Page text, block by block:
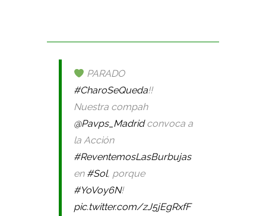
PARADO
#CharoSeQueda!!
Nuestra compah
@Pavps_Madridconvoca a
la Acción
#ReventemosLasBurbujas
en #Sol, porque
#YoVoy6N!
pic.twitter.com/zJ5jEgRxfF